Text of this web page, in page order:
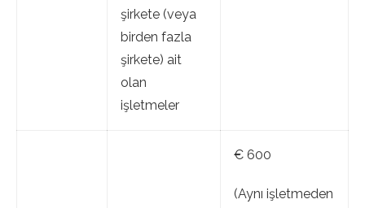
şirkete (veya
birden fazla
şirkete) ait
olan
işletmeler
€ 600
(Aynı işletmeden